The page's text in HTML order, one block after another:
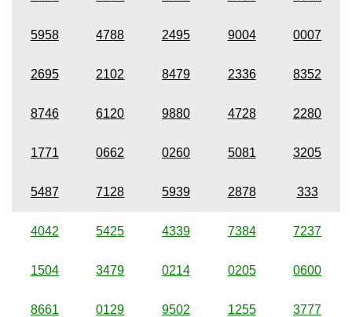
5958 4788 2495 9004 0007
2695 2102 8479 2336 8352
8746 6120 9880 4728 2280
1771 0662 0260 5081 3205
5487 7128 5939 2878 333
4042 5425 4339 7384 7237
1504 3479 0214 0205 0600
8661 0129 9502 1255 3777